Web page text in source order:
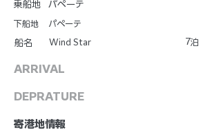
乗船地
下船地
船名
パペーテ
パペーテ
Wind Star 7泊
ARRIVAL
DEPRATURE
​寄港地情報